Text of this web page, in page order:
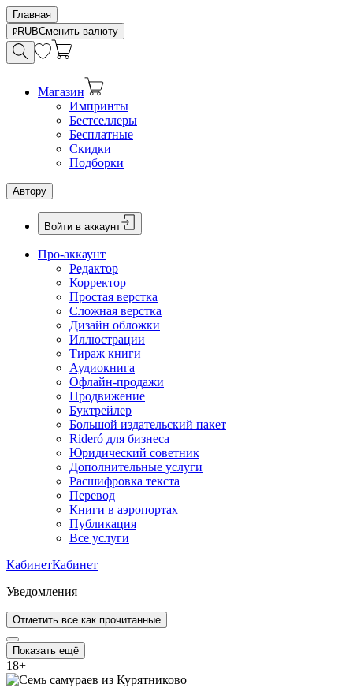
Главная
RUBСменить валюту
Магазин
Импринты
Бестселлеры
Бесплатные
Скидки
Подборки
Автору
Войти в аккаунт
Про-аккаунт
Редактор
Корректор
Простая верстка
Сложная верстка
Дизайн обложки
Иллюстрации
Тираж книги
Аудиокнига
Офлайн-продажи
Продвижение
Буктрейлер
Большой издательский пакет
Rideró для бизнеса
Юридический советник
Дополнительные услуги
Расшифровка текста
Перевод
Книги в аэропортах
Публикация
Все услуги
КабинетКабинет
Уведомления
Отметить все как прочитанные
Показать ещё
18+